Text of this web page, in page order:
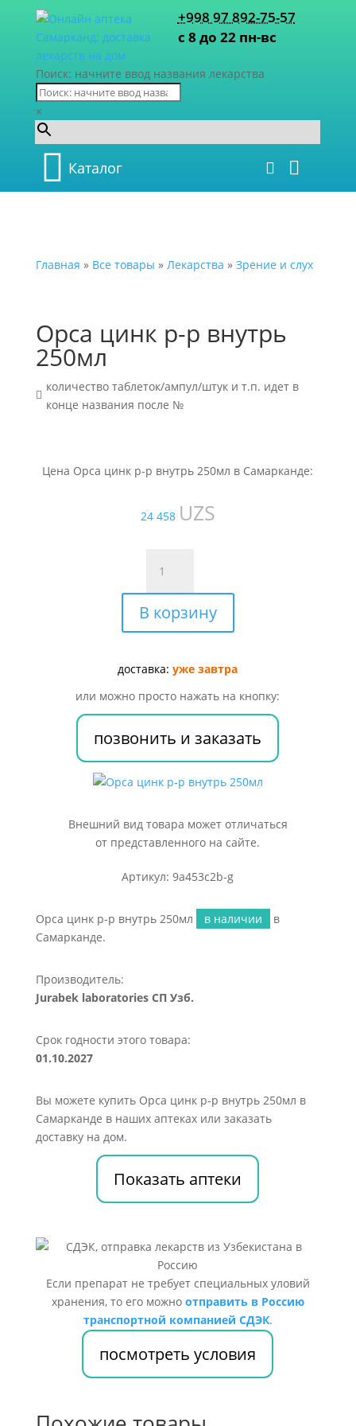
+998 97 892-75-57
с 8 до 22 пн-вс
Поиск: начните ввод названия лекарства
×
Каталог
Главная » Все товары » Лекарства » Зрение и слух
Орса цинк р-р внутрь
250мл

количество таблеток/ампул/штук и т.п. идет в
конце названия после №
Цена Орса цинк р-р внутрь 250мл в Самарканде:
24 458 UZS
товара
Орса
цинк
р-
внутрь
В корзину
доставка:уже завтра
или можно просто нажать на кнопку:
позвонить и заказать
Внешний вид товара может отличаться
от представленного на сайте.
Артикул: 9a453c2b-g
Орса цинк р-р внутрь 250мл в наличии
в
Самарканде.
Производитель:
Jurabek laboratories СП Узб.
Срок годности этого товара:
01.10.2027
Вы можете купить Орса цинк р-р внутрь 250мл в
Самарканде в наших аптеках или заказать
доставку на дом.
Показать аптеки
Если препарат не требует специальных уловий
хранения, то его можно отправить в Россию
транспортной компанией СДЭК.
посмотреть условия